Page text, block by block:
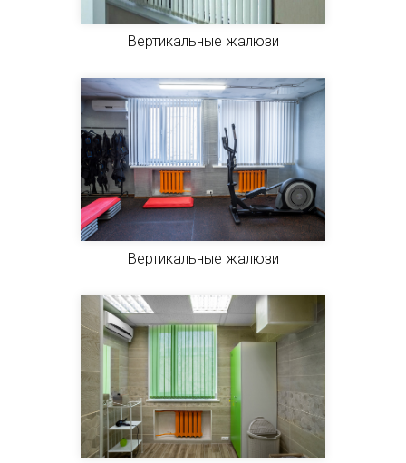
Вертикальные жалюзи
Вертикальные жалюзи